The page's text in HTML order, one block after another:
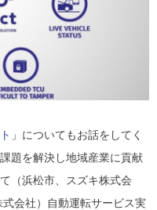
」についてもお話をしてく
題を解決し地域産業に貢献
（浜松市、スズキ株式会
会社）自動運転サービス実